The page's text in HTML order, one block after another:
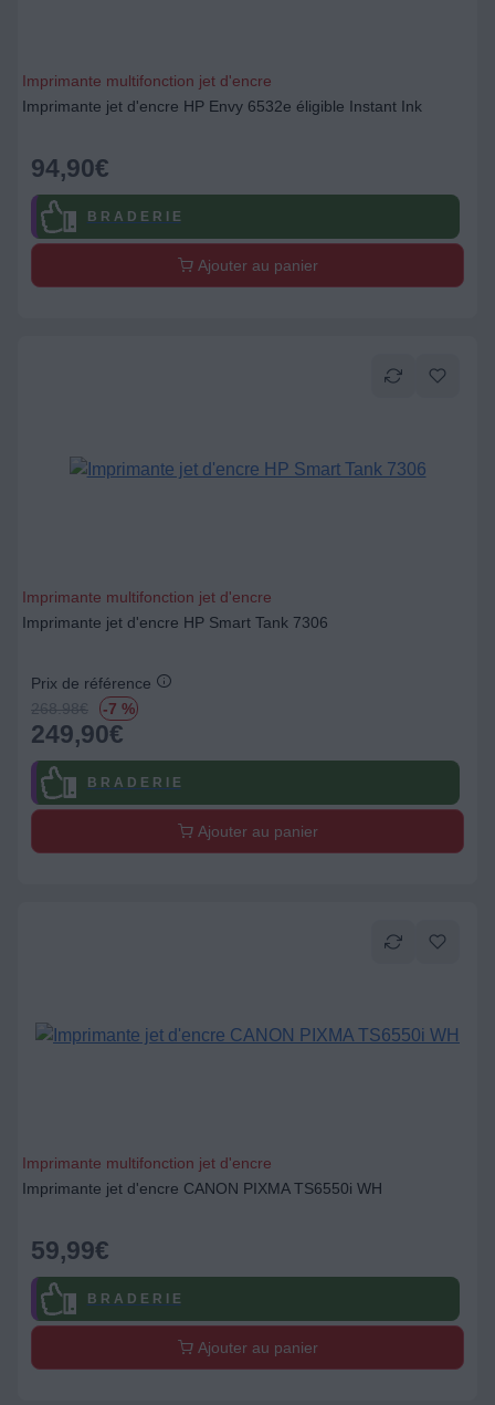
Imprimante multifonction jet d'encre
Imprimante jet d'encre HP Envy 6532e éligible Instant Ink
94,90€
B R A D E R I E
Ajouter au panier
Imprimante multifonction jet d'encre
Imprimante jet d'encre HP Smart Tank 7306
Prix de référence
268.98€ -7 %
249,90€
B R A D E R I E
Ajouter au panier
Imprimante multifonction jet d'encre
Imprimante jet d'encre CANON PIXMA TS6550i WH
59,99€
B R A D E R I E
Ajouter au panier